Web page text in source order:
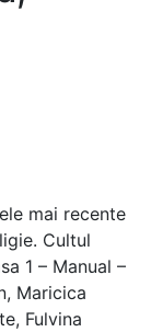
mai recente
Cultul
1 – Manual –
Maricica
Fulvina